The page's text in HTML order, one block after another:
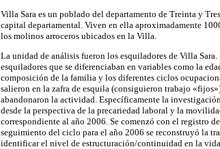
Villa Sara es un poblado del departamento de Treinta y
capital departamental. Viven en ella aproximadamente
los molinos arroceros ubicados en la Villa.
La unidad de análisis fueron los esquiladores de Villa
esquiladores que se diferenciaban en variables como la
composición de la familia y los diferentes ciclos
salieron en la zafra de esquila (consiguieron trabajo
abandonaron la actividad. Específicamente la
desde la perspectiva de la precariedad laboral y la
correspondiente al año 2006. Se comenzó con el registro
seguimiento del ciclo para el año 2006 se reconstruyó la
identificar el nivel de estructuración/continuidad en la